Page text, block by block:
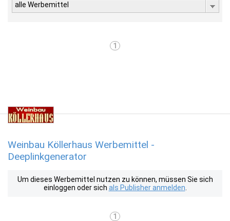
alle Werbemittel
1
Weinbau Köllerhaus Werbemittel -
Deeplinkgenerator
Um dieses Werbemittel nutzen zu können, müssen Sie sich
einloggen oder sich als Publisher anmelden
1